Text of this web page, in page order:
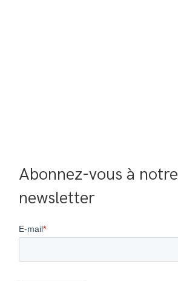
Abonnez-vous à notre
newsletter